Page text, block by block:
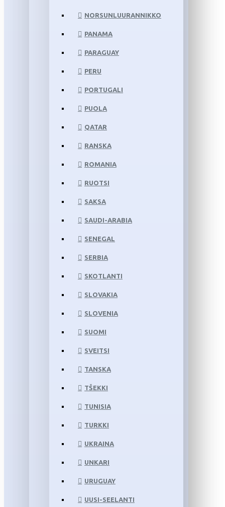
NORSUNLUURANNIKKO
PANAMA
PARAGUAY
PERU
PORTUGALI
PUOLA
QATAR
RANSKA
ROMANIA
RUOTSI
SAKSA
SAUDI-ARABIA
SENEGAL
SERBIA
SKOTLANTI
SLOVAKIA
SLOVENIA
SUOMI
SVEITSI
TANSKA
TŠEKKI
TUNISIA
TURKKI
UKRAINA
UNKARI
URUGUAY
UUSI-SEELANTI